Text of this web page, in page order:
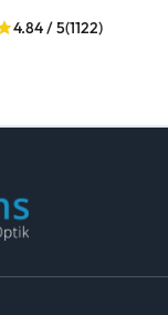
4.84 / 5(1122)